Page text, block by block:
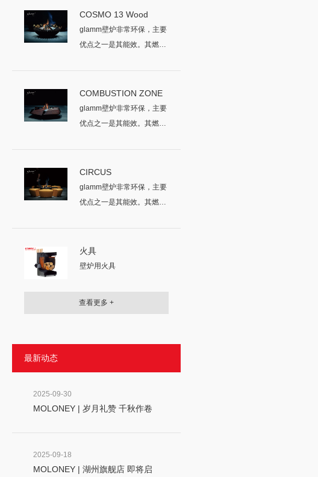
COSMO 13 Wood
glamm壁炉非常环保，主要
优点之一是其能效。其燃烧
COMBUSTION ZONE
glamm壁炉非常环保，主要
优点之一是其能效。其燃烧
CIRCUS
glamm壁炉非常环保，主要
优点之一是其能效。其燃烧
火具
壁炉用火具
查看更多 +
最新动态
2025-09-30
MOLONEY | 岁月礼赞 千秋作卷
2025-09-18
MOLONEY | 湖州旗舰店 即将启